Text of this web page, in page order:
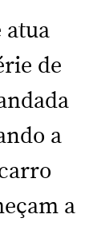
atua
de
a
a